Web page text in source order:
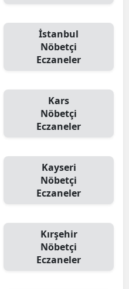
İstanbul
Nöbetçi
Eczaneler
Kars
Nöbetçi
Eczaneler
Kayseri
Nöbetçi
Eczaneler
Kırşehir
Nöbetçi
Eczaneler